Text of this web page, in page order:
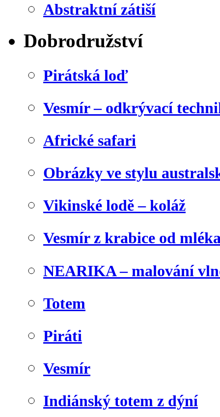
Abstraktní zátiší
Dobrodružství
Pirátská loď
Vesmír – odkrývací
Africké safari
Obrázky ve stylu
Vikinské lodě – koláž
Vesmír z krabice od
NEARIKA – malování
Totem
Piráti
Vesmír
Indiánský totem z dýní